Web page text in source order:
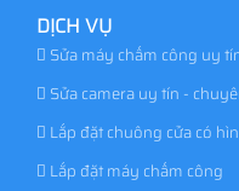
DỊCH VỤ
Sửa máy chấm công uy
Sửa camera uy tín -
Lắp đặt chuông cửa có
Lắp đặt máy chấm công